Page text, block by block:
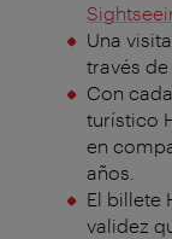
Una
través
Con
turístico
en
años.
El billete
validez